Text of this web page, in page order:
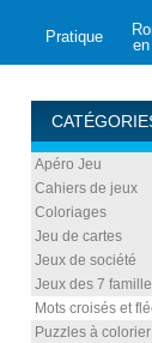
Pratique
Apéro Jeu
Cahiers de jeux
Coloriages
Jeu de cartes
Jeux de société
Jeux des 7
Mots croisés et
Puzzles à colorier